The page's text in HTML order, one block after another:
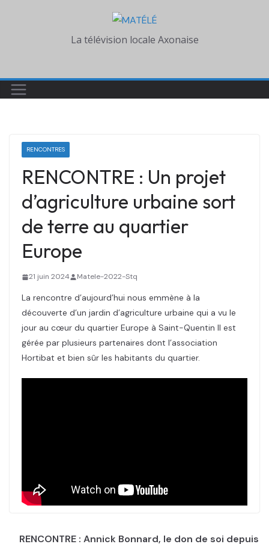
La télévision locale Axonaise
RENCONTRES
RENCONTRE : Un projet
d’agriculture urbaine sort
de terre au quartier
Europe
21 juin 2024 Matele-2022-Stq
La rencontre d’aujourd’hui nous emmène à la
découverte d’un jardin d’agriculture urbaine qui a vu le
jour au cœur du quartier Europe à Saint-Quentin Il est
gérée par plusieurs partenaires dont l’association
Hortibat et bien sûr les habitants du quartier.
RENCONTRE : Annick Bonnard, le don de soi depuis